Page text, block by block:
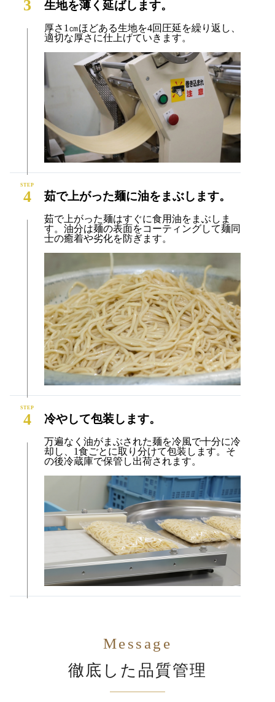
3 生地を薄く延ばします。
厚さ1㎝ほどある生地を4回圧延を繰り返し、
適切な厚さに仕上げていきます。
4 茹で上がった麺に油をまぶします。
茹で上がった麺はすぐに食用油をまぶしま
す。油分は麺の表面をコーティングして麺同
士の癒着や劣化を防ぎます。
4 冷やして包装します。
万遍なく油がまぶされた麺を冷風で十分に冷
却し、1食ごとに取り分けて包装します。そ
の後冷蔵庫で保管し出荷されます。
Message
徹底した品質管理